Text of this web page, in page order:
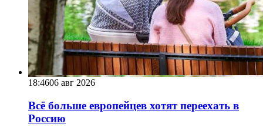
18:4606 авг 2026
Всё больше европейцев хотят переехать в
Россию